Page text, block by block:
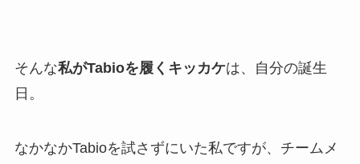
そんな私がTabioを履くキッカケは、自分の誕生
日。
なかなかTabioを試さずにいた私ですが、チームメ